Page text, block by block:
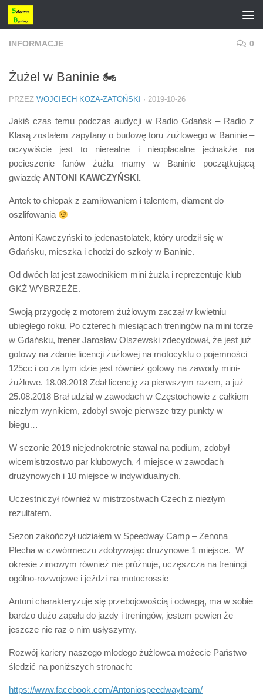
Przejdź do treści
INFORMACJE 0
Żużel w Baninie 🏍
PRZEZ WOJCIECH KOZA-ZATOŃSKI · 2019-10-26
Jakiś czas temu podczas audycji w Radio Gdańsk – Radio z
Klasą zostałem zapytany o budowę toru żużlowego w Baninie –
oczywiście jest to nierealne i nieopłacalne jednakże na
pocieszenie fanów żużla mamy w Baninie początkującą
gwiazdę ANTONI KAWCZYŃSKI.
Antek to chłopak z zamiłowaniem i talentem, diament do
oszlifowania
Antoni Kawczyński to jedenastolatek, który urodził się w
Gdańsku, mieszka i chodzi do szkoły w Baninie.
Od dwóch lat jest zawodnikiem mini żużla i reprezentuje klub
GKŻ WYBRZEŻE.
Swoją przygodę z motorem żużlowym zaczął w kwietniu
ubiegłego roku. Po czterech miesiącach treningów na mini torze
w Gdańsku, trener Jarosław Olszewski zdecydował, że jest już
gotowy na zdanie licencji żużlowej na motocyklu o pojemności
125cc i co za tym idzie jest również gotowy na zawody mini-
żużlowe. 18.08.2018 Zdał licencję za pierwszym razem, a już
25.08.2018 Brał udział w zawodach w Częstochowie z całkiem
niezłym wynikiem, zdobył swoje pierwsze trzy punkty w
biegu…
W sezonie 2019 niejednokrotnie stawał na podium, zdobył
wicemistrzostwo par klubowych, 4 miejsce w zawodach
drużynowych i 10 miejsce w indywidualnych.
Uczestniczył również w mistrzostwach Czech z niezłym
rezultatem.
Sezon zakończył udziałem w Speedway Camp – Zenona
Plecha w czwórmeczu zdobywając drużynowe 1 miejsce. W
okresie zimowym również nie próżnuje, uczęszcza na treningi
ogólno-rozwojowe i jeździ na motocrossie
Antoni charakteryzuje się przebojowością i odwagą, ma w sobie
bardzo dużo zapału do jazdy i treningów, jestem pewien że
jeszcze nie raz o nim usłyszymy.
Rozwój kariery naszego młodego żużlowca możecie Państwo
śledzić na poniższych stronach:
https://www.facebook.com/Antoniospeedwayteam/